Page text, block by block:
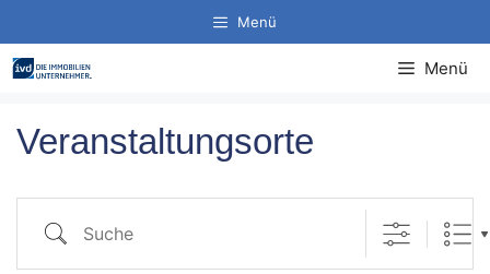
Inhalt
springen
Menü
Menü
Veranstaltungsorte
Suche